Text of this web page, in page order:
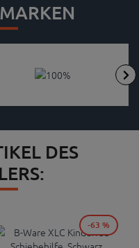
DES
-63 %